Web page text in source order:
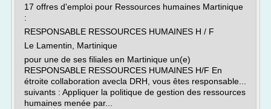
17 offres d'emploi pour Ressources humaines Martinique
:
RESPONSABLE RESSOURCES HUMAINES H / F
Le Lamentin, Martinique
pour une de ses filiales en Martinique un(e)
RESPONSABLE RESSOURCES HUMAINES H/F En
étroite collaboration avecla DRH, vous êtes responsable...
suivants : Appliquer la politique de gestion des ressources
humaines menée par...